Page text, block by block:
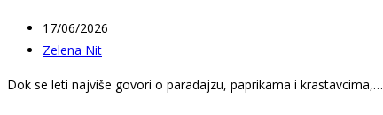
Post
published:
17/06/2026
Post
Zelena Nit
Dok se leti najviše govori o paradajzu, paprikama i krastavcima,…